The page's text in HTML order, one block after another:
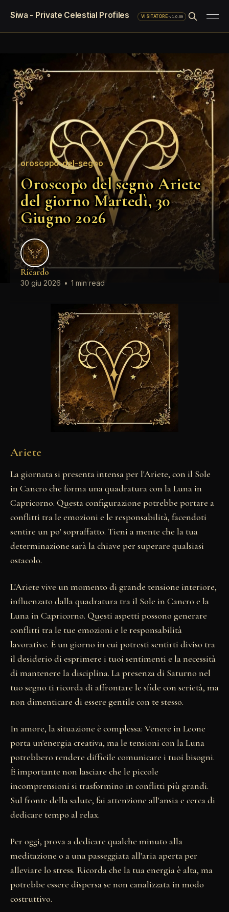
Siwa - Private Celestial Profiles VISITATORE·v1.0.69
oroscopo-del-segno
Oroscopo del segno Ariete
del giorno Martedì, 30
Giugno 2026
Ricardo
30 giu 2026 • 1 min read
Ariete
La giornata si presenta intensa per l'Ariete, con il Sole
in Cancro che forma una quadratura con la Luna in
Capricorno. Questa configurazione potrebbe portare a
conflitti tra le emozioni e le responsabilità, facendoti
sentire un po' sopraffatto. Tieni a mente che la tua
determinazione sarà la chiave per superare qualsiasi
ostacolo.
L'Ariete vive un momento di grande tensione interiore,
influenzato dalla quadratura tra il Sole in Cancro e la
Luna in Capricorno. Questi aspetti possono generare
conflitti tra le tue emozioni e le responsabilità
lavorative. È un giorno in cui potresti sentirti diviso tra
il desiderio di esprimere i tuoi sentimenti e la necessità
di mantenere la disciplina. La presenza di Saturno nel
tuo segno ti ricorda di affrontare le sfide con serietà, ma
non dimenticare di essere gentile con te stesso.
In amore, la situazione è complessa: Venere in Leone
porta un'energia creativa, ma le tensioni con la Luna
potrebbero rendere difficile comunicare i tuoi bisogni.
È importante non lasciare che le piccole
incomprensioni si trasformino in conflitti più grandi.
Sul fronte della salute, fai attenzione all'ansia e cerca di
dedicare tempo al relax.
Per oggi, prova a dedicare qualche minuto alla
meditazione o a una passeggiata all'aria aperta per
alleviare lo stress. Ricorda che la tua energia è alta, ma
potrebbe essere dispersa se non canalizzata in modo
costruttivo.